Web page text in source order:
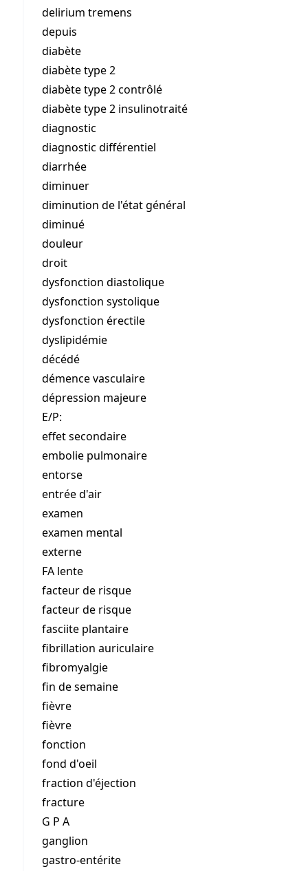
delirium tremens
depuis
diabète
diabète type 2
diabète type 2 contrôlé
diabète type 2 insulinotraité
diagnostic
diagnostic différentiel
diarrhée
diminuer
diminution de l'état général
diminué
douleur
droit
dysfonction diastolique
dysfonction systolique
dysfonction érectile
dyslipidémie
décédé
démence vasculaire
dépression majeure
E/P:
effet secondaire
embolie pulmonaire
entorse
entrée d'air
examen
examen mental
externe
FA lente
facteur de risque
facteur de risque
fasciite plantaire
fibrillation auriculaire
fibromyalgie
fin de semaine
fièvre
fièvre
fonction
fond d'oeil
fraction d'éjection
fracture
G P A
ganglion
gastro-entérite